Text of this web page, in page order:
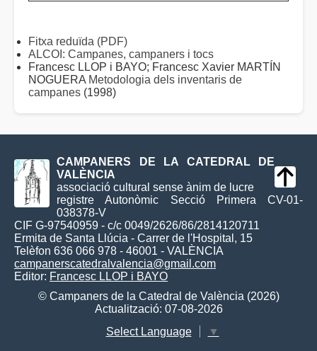
Fitxa reduïda (PDF)
ALCOI: Campanes, campaners i tocs
Francesc LLOP i BAYO; Francesc Xavier MARTÍN
NOGUERA Metodologia dels inventaris de
campanes (1998)
CAMPANERS DE LA CATEDRAL DE
VALÈNCIA
associació cultural sense ànim de lucre
registre Autonòmic Secció Primera CV-01-
038378-V
CIF G-97540959 - c/c 0049/2626/86/2814120711
Ermita de Santa Llúcia - Carrer de l'Hospital, 15
Telèfon 636 066 978 - 46001 - VALÈNCIA
campanerscatedralvalencia@gmail.com
Editor: Francesc LLOP i BAYO
© Campaners de la Catedral de València (2026)
Actualització: 07-08-2026
Select Language
▼